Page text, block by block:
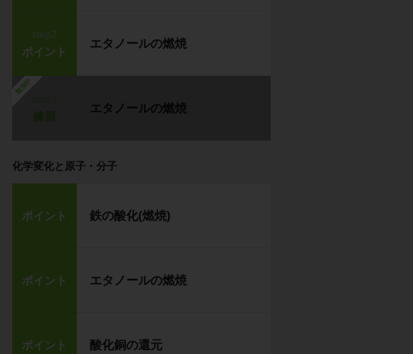
step2
ポイント
エタノールの燃焼
勉強中
エタノールの燃焼
化学変化と原子・分子
ポイント 鉄の酸化(燃焼)
ポイント エタノールの燃焼
ポイント 酸化銅の還元